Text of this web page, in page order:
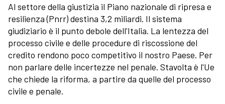
Al settore della giustizia il Piano nazionale di ripresa e
resilienza (Pnrr) destina 3,2 miliardi. Il sistema
giudiziario è il punto debole dell'Italia. La lentezza del
processo civile e delle procedure di riscossione del
credito rendono poco competitivo il nostro Paese. Per
non parlare delle incertezze nel penale. Stavolta è l'Ue
che chiede la riforma, a partire da quelle del processo
civile e penale.